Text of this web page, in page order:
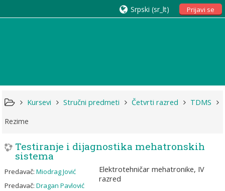
Prijavi se
Srpski ‎(sr_lt)‎
Kursevi Stručni predmeti Četvrti razred
TDMS
Rezime
Testiranje i dijagnostika mehatronskih
sistema
Elektrotehničar mehatronike, IV
razred
Predavač:Miodrag Jović
Predavač:Dragan Pavlović